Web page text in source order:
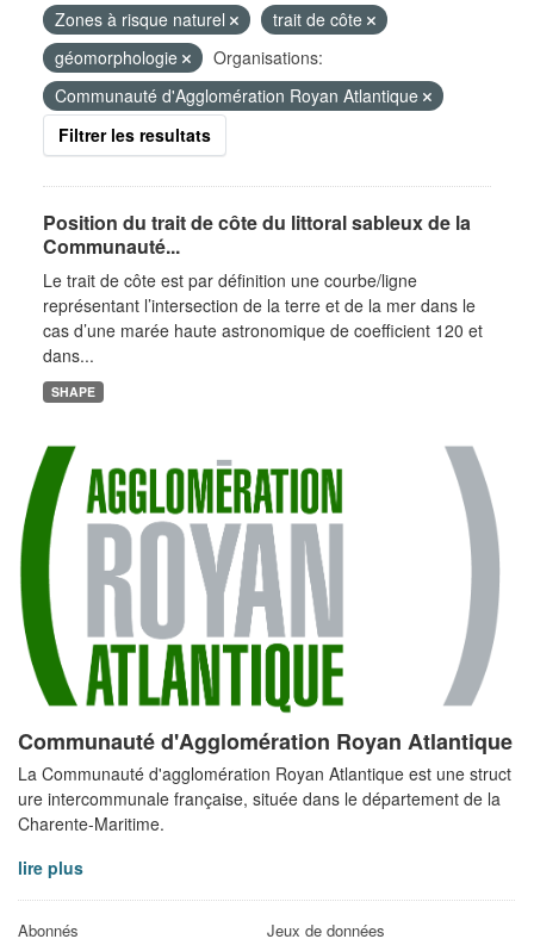
Communauté d'Agglomération Royan Atlantique
La Communauté d'agglomération Royan Atlantique est une struct
ure intercommunale française, située dans le département de la
Charente-Maritime.
lire plus
Abonnés Jeux de données
Zones à risque naturel
trait de côte
géomorphologie
Organisations:
Communauté d'Agglomération Royan Atlantique
Filtrer les resultats
Position du trait de côte du littoral sableux de la
Communauté...
Le trait de côte est par définition une courbe/ligne
représentant l’intersection de la terre et de la mer dans le
cas d’une marée haute astronomique de coefficient 120 et
dans...
SHAPE